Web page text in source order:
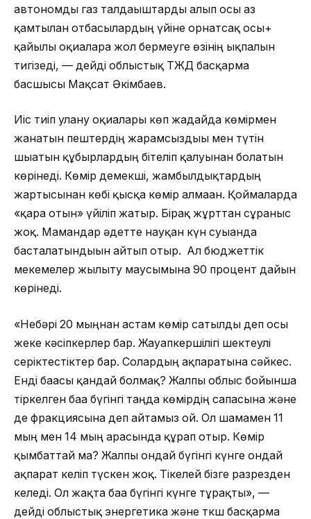
автономды газ талдағыштарды алып осы аз
қамтылған отбасылардың үйіне орнатсақ осы+
қайғылы оқиғаларға жол бермеуге өзінің ықпалын
тигізеді, — дейді облыстық ТЖД басқарма
басшысы Мақсат Әкімбаев.
Иіс тиіп улану оқиғалары көп жағдайда көмірмен
жанатын пештердің жарамсыздығы мен түтін
шығатын құбырлардың бітеліп қалуынан болатын
көрінеді. Көмір демекші, жамбылдықтардың
жартысынан көбі қысқа көмір алмаған. Қоймаларда
«қара отын» үйіліп жатыр. Бірақ жұрттан сұраныс
жоқ. Мамандар әдетте науқан күн суығанда
басталатындығын айтып отыр. Ал бюджеттік
мекемелер жылыту маусымына 90 процент дайын
көрінеді.
«Небәрі 20 мыңнан астам көмір сатылды деп осы
жеке кәсіпкерлер бар. Жауапкершілігі шектеулі
серіктестіктер бар. Солардың ақпаратына сәйкес.
Енді бағасы қандай болмақ? Жалпы облыс бойынша
тіркелген баға бүгінгі таңда көмірдің сапасына және
де фракциясына деп айтамыз ғой. Ол шамамен 11
мың мен 14 мың арасында құрап отыр. Көмір
қымбаттай ма? Жалпы ондай бүгінгі күнге ондай
ақпарат келіп түскен жоқ. Тікелей бізге разрезден
келеді. Ол жақта баға бүгінгі күнге тұрақты», —
дейді облыстық энергетика және ткш басқарма